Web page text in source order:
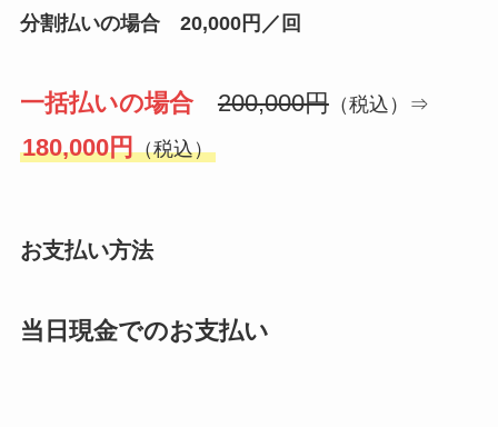
分割払いの場合 20,000円／回
一括払いの場合 200,000円（税込）⇒
180,000円（税込）
お支払い方法
当日現金でのお支払い